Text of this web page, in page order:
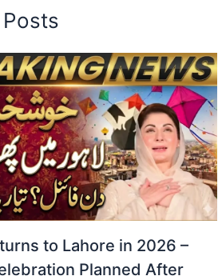
to Lahore in 2026 –
Planned After